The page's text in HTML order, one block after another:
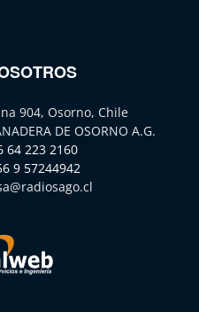
904, Osorno, Chile
DE OSORNO A.G.
64 223 2160
9 57244942